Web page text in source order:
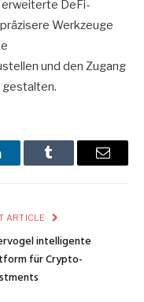
erweiterte DeFi-
Werkzeuge
und den Zugang
gestalten.
Tumblr Email
ARTICLE
intelligente
für Crypto-